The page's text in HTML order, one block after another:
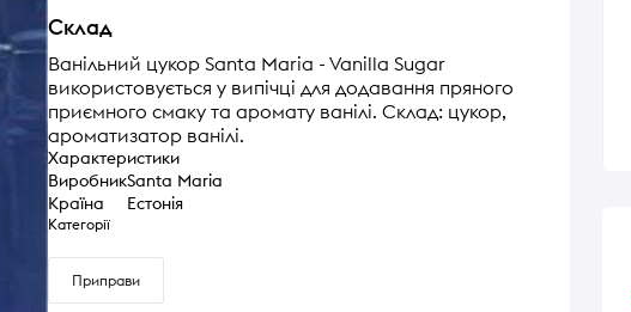
Склад
Ванільний цукор Santa Maria - Vanilla Sugar
використовується у випічці для додавання пряного
приємного смаку та аромату ванілі. Склад: цукор,
ароматизатор ванілі.
Характеристики
ВиробникSanta Maria
Країна
Естонія
Категорії
Приправи